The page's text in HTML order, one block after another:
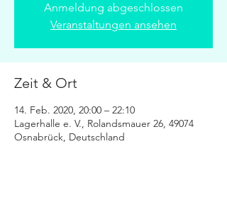
Anmeldung abgeschlossen
Veranstaltungen ansehen
Zeit & Ort
14. Feb. 2020, 20:00 – 22:10
Lagerhalle e. V., Rolandsmauer 26, 49074
Osnabrück, Deutschland